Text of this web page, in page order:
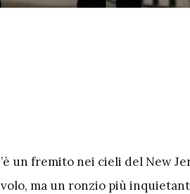
’è un fremito nei cieli del New
volo, ma un ronzio più